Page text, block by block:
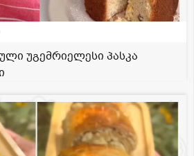
უგემრიელესი პასკა